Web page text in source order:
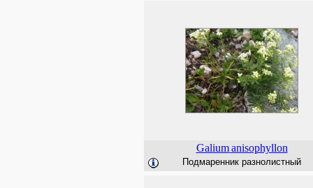
Galium anisophyllon
Подмаренник разнолистный